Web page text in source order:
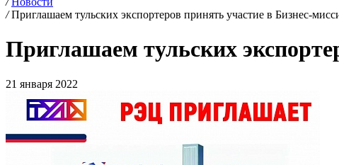
/ Приглашаем тульских экспортеров принять участие в Бизнес-
Приглашаем тульских
21 января 2022